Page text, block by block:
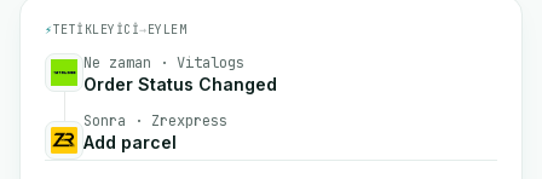
⚡TETIKLEYICI→EYLEM
Ne zaman · Vitalogs
Order Status Changed
Sonra · Zrexpress
Add parcel